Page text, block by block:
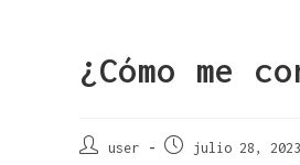
¿Cómo me
user julio 28, 2023